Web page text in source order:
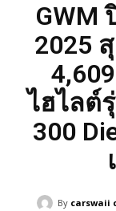
GWM
2025
ไฮไลต์
300
By carswaii